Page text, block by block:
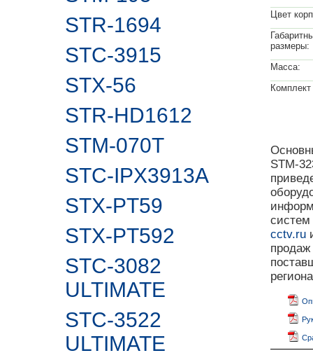
STR-1694
STC-3915
STX-56
STR-HD1612
STM-070T
STC-IPX3913A
STX-PT59
STX-PT592
STC-3082
ULTIMATE
STC-3522
ULTIMATE
Цвет
размеры:
Масса:
Комплект
STM-
cctv.ru